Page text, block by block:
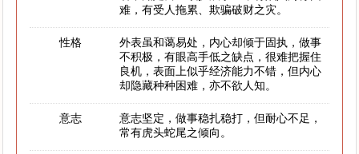
难，有受人拖累、欺骗破财之灾。
性格
外表虽和蔼易处，内心却倾于固执，做事
不积极，有眼高手低之缺点，很难把握住
良机，表面上似乎经济能力不错，但内心
却隐藏种种困难，亦不欲人知。
意志
意志坚定，做事稳扎稳打，但耐心不足，
常有虎头蛇尾之倾向。